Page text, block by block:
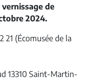
vernissage de
2024.
21 (Écomusée de la
13310 Saint-Martin-